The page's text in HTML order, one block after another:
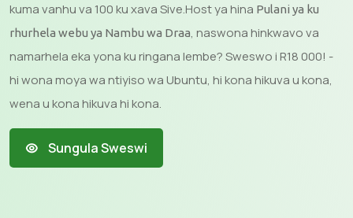
kuma vanhu va 100 ku xava Sive.Host ya hina Pulani ya ku
rhurhela webu ya Nambu wa Draa, naswona hinkwavo va
namarhela eka yona ku ringana lembe? Sweswo i R18 000! -
hi wona moya wa ntiyiso wa Ubuntu, hi kona hikuva u kona,
wena u kona hikuva hi kona.
Sungula Sweswi